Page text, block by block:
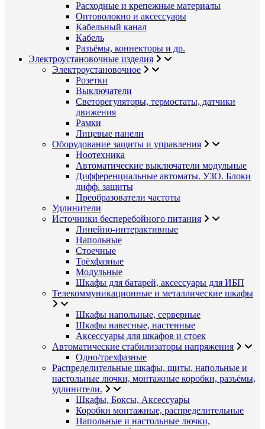
Расходные и крепежные материалы
Оптоволокно и аксессуары
Кабельный канал
Кабель
Разъёмы, коннекторы и др.
Электроустановочные изделия
Электроустановочное
Розетки
Выключатели
Светорегуляторы, термостаты, датчики
движения
Рамки
Лицевые панели
Оборудование защиты и управления
Ноотехника
Автоматические выключатели модульные
Дифференциальные автоматы. УЗО. Блоки
дифф. защиты
Преобразователи частоты
Удлинители
Источники бесперебойного питания
Линейно-интерактивные
Напольные
Стоечные
Трёхфазные
Модульные
Шкафы для батарей, аксессуары для ИБП
Телекоммуникационные и металлические шкафы
Шкафы напольные, серверные
Шкафы навесные, настенные
Аксессуары для шкафов и стоек
Автоматические стабилизаторы напряжения
Одно/трехфазные
Распределительные шкафы, щиты, напольные и
настольные лючки, монтажные коробки, разъёмы,
удлинители.
Шкафы, Боксы, Аксессуары
Коробки монтажные, распределительные
Напольные и настольные лючки,